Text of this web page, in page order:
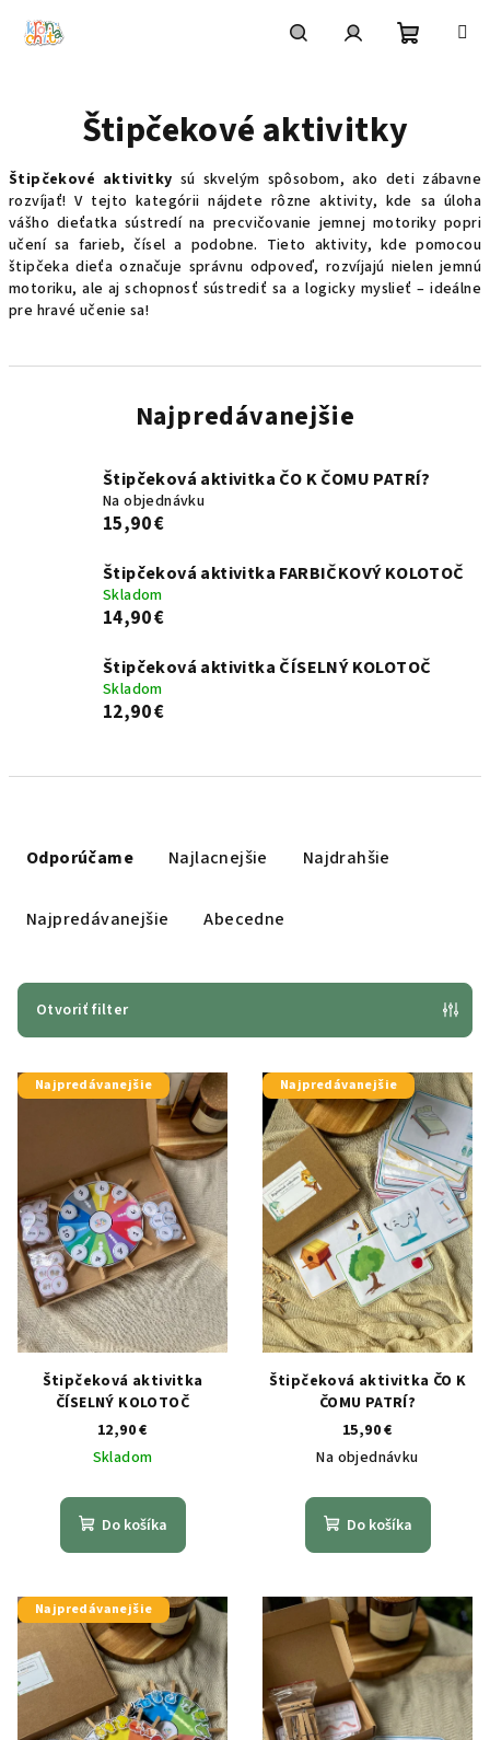
košík
Štipčekové aktivitky
Štipčekové aktivitky sú skvelým spôsobom, ako deti zábavne
rozvíjať! V tejto kategórii nájdete rôzne aktivity, kde sa úloha
vášho dieťatka sústredí na precvičovanie jemnej motoriky popri
učení sa farieb, čísel a podobne. Tieto aktivity, kde pomocou
štipčeka dieťa označuje správnu odpoveď, rozvíjajú nielen jemnú
motoriku, ale aj schopnosť sústrediť sa a logicky myslieť – ideálne
pre hravé učenie sa!
Najpredávanejšie
Štipčeková aktivitka ČO K ČOMU PATRÍ?
Na objednávku
15,90 €
Štipčeková aktivitka FARBIČKOVÝ KOLOTOČ
Skladom
14,90 €
Štipčeková aktivitka ČÍSELNÝ KOLOTOČ
Skladom
12,90 €
p
r
o
k
t
o
v
Odporúčame Najlacnejšie Najdrahšie
Najpredávanejšie Abecedne
Otvoriť filter
V
ý
s
p
r
o
d
u
Najpredávanejšie
Štipčeková aktivitka
ČÍSELNÝ KOLOTOČ
12,90 €
Skladom
Do košíka
Najpredávanejšie
Štipčeková aktivitka ČO K
ČOMU PATRÍ?
15,90 €
Na objednávku
Do košíka
Najpredávanejšie